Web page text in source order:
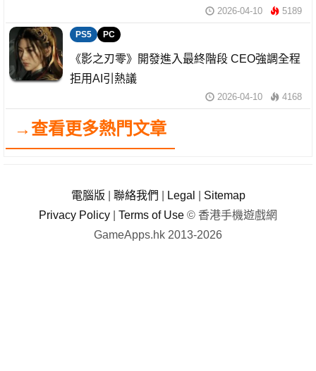
2026-04-10 5189
PS5 PC
《影之刃零》開發進入最終階段 CEO強調全程
拒用AI引熱議
2026-04-10 4168
→查看更多熱門文章
電腦版 聯絡我們 Legal
Sitemap
Privacy Policy
Terms of Use © 香港手機遊戲網
GameApps.hk 2013-2026